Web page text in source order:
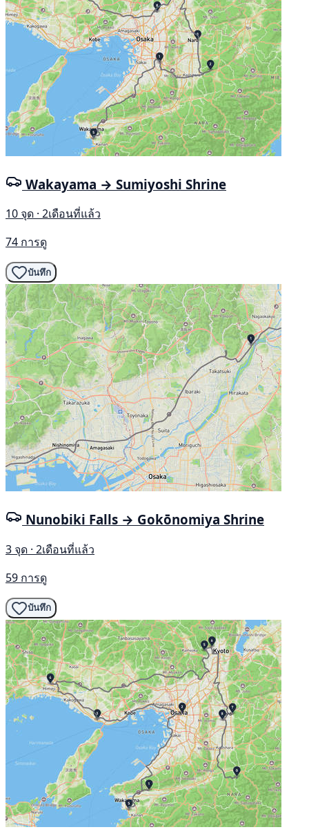
Wakayama → Sumiyoshi Shrine
10 จุด · 2เดือนที่แล้ว
74 การดู
บันทึก
Nunobiki Falls → Gokōnomiya Shrine
3 จุด · 2เดือนที่แล้ว
59 การดู
บันทึก